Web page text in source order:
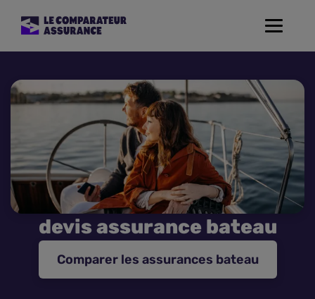
Toggle
Assurance Moto
Assurance Habitation
Assurance de prêt
devis assurance bateau
Comparer les assurances bateau